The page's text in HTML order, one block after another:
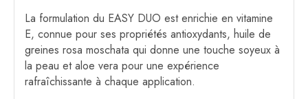
La formulation du EASY DUO est enrichie en vitamine
E, connue pour ses propriétés antioxydants, huile de
greines rosa moschata qui donne une touche soyeux à
la peau et aloe vera pour une expérience
rafraîchissante à chaque application.